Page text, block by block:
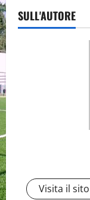
SULL'AUTORE
Visita il